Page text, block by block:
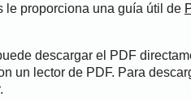
le proporciona una guía útil de
descargar el PDF
un lector de PDF. Para